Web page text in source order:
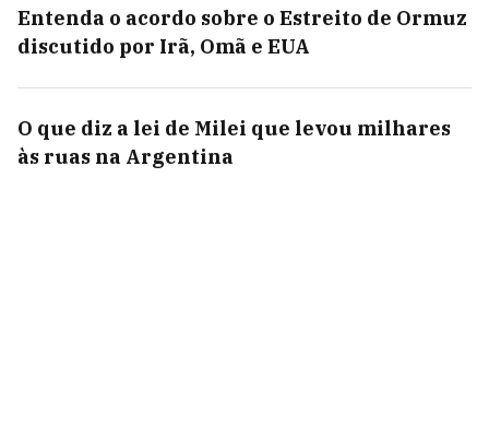
Entenda o acordo sobre o Estreito de Ormuz
discutido por Irã, Omã e EUA
O que diz a lei de Milei que levou milhares
às ruas na Argentina